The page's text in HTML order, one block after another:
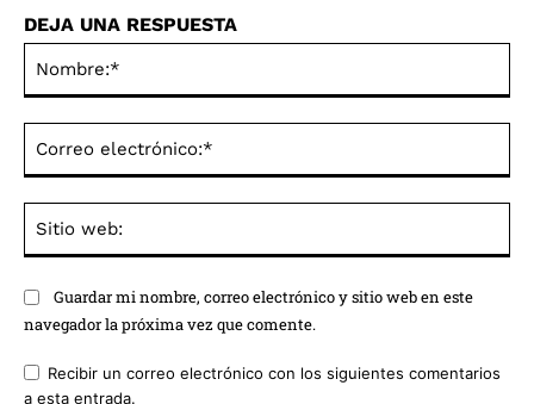
DEJA UNA RESPUESTA
Guardar mi nombre, correo electrónico y sitio web en este
navegador la próxima vez que comente.
Recibir un correo electrónico con los siguientes comentarios
a esta entrada.